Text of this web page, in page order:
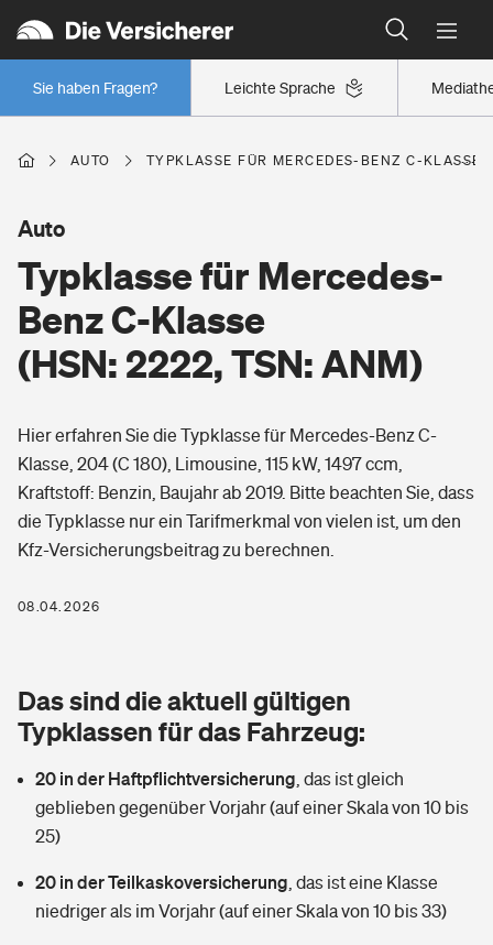
Leichte Sprache
Sie haben Fragen?
Wer versichert was: Jetzt Versicherer finden
Regionalklassen: So ist Ihre Region eingestuft
Wer versichert was: Jetzt Versicherer finden
Berufsunfähigkeitsversicherung
Arbeitsrechtsschutz
Berufshaftpflichtversicherung
Rentenrechner: Wie viel Geld bekomme ich im Alter?
Wer versichert was: Jetzt Versicherer finden
Sie haben Fragen?
Wohnen
Wohngebäudeversicherung
Hausratversicherung
Elementarversicherung
Photovoltaik
Wärmepumpen versichern
Vermieterrrechtsschutz
Mietkautionsversicherung
Restkreditversicherung
Zur Übersicht
Pri­vate Haft­pflicht­
Rechts­schutz­ver­si­che­rung
Kinderunfall­ver­si­che­rung
Reiseversicherung
Gesundheit
Private Krankenversicherung
Tierkrankenversicherung
Zur Übersicht
AUTO TYPKLASSE FÜR MERCEDES-BENZ C-
Typklasse für Mercedes-
Benz C-Klasse
(HSN: 2222, TSN: ANM)
Auto
Hier erfahren Sie die Typklasse für Mercedes-Benz C-
Klasse, 204 (C 180), Limousine, 115 kW, 1497 ccm,
Kraftstoff: Benzin, Baujahr ab 2019. Bitte beachten Sie, dass
die Typklasse nur ein Tarifmerkmal von vielen ist, um den
Kfz-Versicherungsbeitrag zu berechnen.
08.04.2026
Das sind die aktuell gültigen
Typklassen für das Fahrzeug:
20 in der Haftpflichtversicherung das ist gleich
geblieben gegenüber Vorjahr (auf einer Skala von 10 bis
25)
20 in der Teilkaskoversicherung das ist eine Klasse
niedriger als im Vorjahr (auf einer Skala von 10 bis 33)